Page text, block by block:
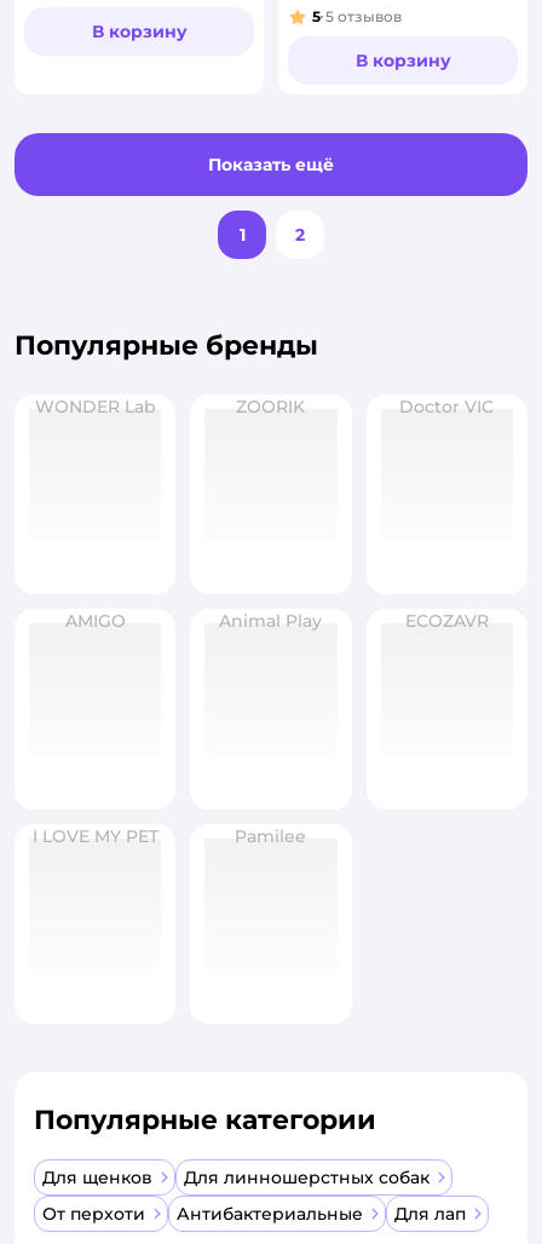
В корзину Рейтинг:
5 5 отзывов
В корзину
Показать ещё
1 2
Популярные бренды
WONDER Lab ZOORIK Doctor VIC
AMIGO Animal Play ECOZAVR
I LOVE MY PET Pamilee
Популярные категории
Для щенков
Для линношерстных собак
От перхоти
Антибактериальные Для лап